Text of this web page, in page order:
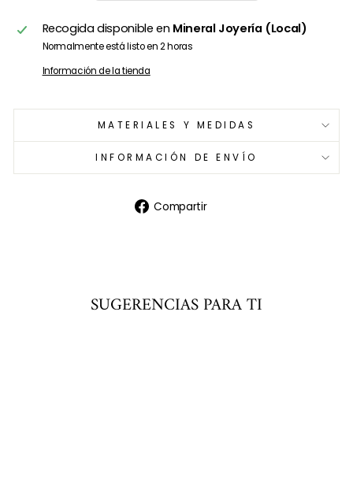
Recogida disponible en Mineral Joyería (Local)
Normalmente está listo en 2 horas
Información de la tienda
MATERIALES Y MEDIDAS
INFORMACIÓN DE ENVÍO
Compartir
SUGERENCIAS PARA TI